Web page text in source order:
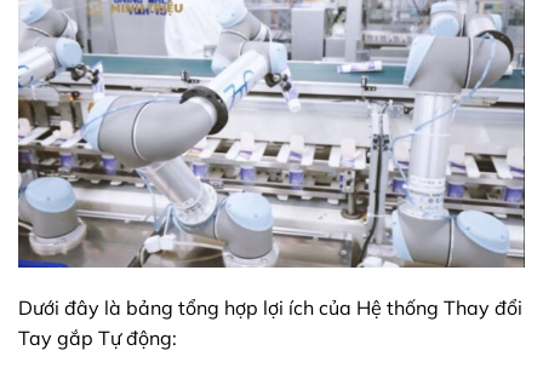
Dưới đây là bảng tổng hợp lợi ích của Hệ thống Thay đổi
Tay gắp Tự động: